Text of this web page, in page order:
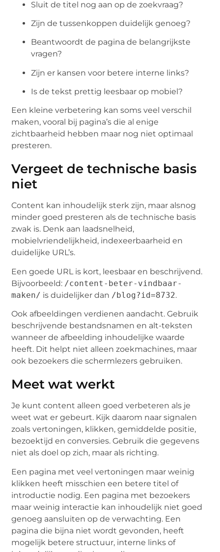
Sluit de titel nog aan op de zoekvraag?
Zijn de tussenkoppen duidelijk genoeg?
Beantwoordt de pagina de belangrijkste
vragen?
Zijn er kansen voor betere interne links?
Is de tekst prettig leesbaar op mobiel?
Een kleine verbetering kan soms veel verschil
maken, vooral bij pagina’s die al enige
zichtbaarheid hebben maar nog niet optimaal
presteren.
Vergeet de technische basis
niet
Content kan inhoudelijk sterk zijn, maar alsnog
minder goed presteren als de technische basis
zwak is. Denk aan laadsnelheid,
mobielvriendelijkheid, indexeerbaarheid en
duidelijke URL’s.
Een goede URL is kort, leesbaar en beschrijvend.
Bijvoorbeeld: /content-beter-vindbaar-
maken/ is duidelijker dan /blog?id=8732.
Ook afbeeldingen verdienen aandacht. Gebruik
beschrijvende bestandsnamen en alt-teksten
wanneer de afbeelding inhoudelijke waarde
heeft. Dit helpt niet alleen zoekmachines, maar
ook bezoekers die schermlezers gebruiken.
Meet wat werkt
Je kunt content alleen goed verbeteren als je
weet wat er gebeurt. Kijk daarom naar signalen
zoals vertoningen, klikken, gemiddelde positie,
bezoektijd en conversies. Gebruik die gegevens
niet als doel op zich, maar als richting.
Een pagina met veel vertoningen maar weinig
klikken heeft misschien een betere titel of
introductie nodig. Een pagina met bezoekers
maar weinig interactie kan inhoudelijk niet goed
genoeg aansluiten op de verwachting. Een
pagina die bijna niet wordt gevonden, heeft
mogelijk betere structuur, interne links of